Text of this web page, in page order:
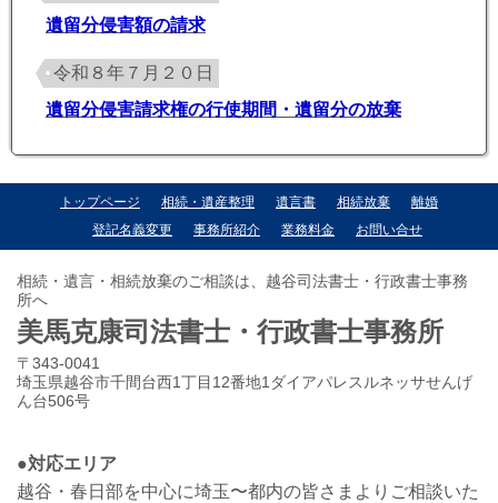
遺留分侵害額の請求
令和８年７月２０日
遺留分侵害請求権の行使期間・遺留分の放棄
トップページ 相続・遺産整理 遺言書 相続放棄
離婚
登記名義変更
事務所紹介 業務料金 お問い合せ
相続・遺言・相続放棄のご相談は、越谷司法書士・行政書士事務
所へ
美馬克康司法書士・行政書士事務所
〒343-0041
埼玉県越谷市千間台西1丁目12番地1ダイアパレスルネッサせんげ
ん台506号
●対応エリア
越谷・春日部を中心に埼玉〜都内の皆さまよりご相談いた